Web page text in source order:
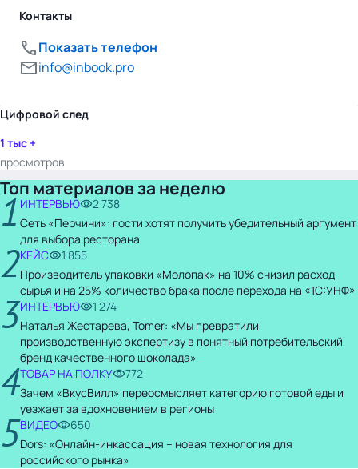
Контакты
Показать телефон
info@inbook.pro
Цифровой след
1 тыс +
просмотров
Топ материалов за неделю
1 ИНТЕРВЬЮ
2 738
Сеть «Перчини»: гости хотят получить убедительный аргумент
для выбора ресторана
2КЕЙС
1 855
Производитель упаковки «Молопак» на 10% снизил расход
сырья и на 25% количество брака после перехода на «1С:УНФ»
3ИНТЕРВЬЮ
1 274
Наталья Жестарева, Tomer: «Мы превратили
производственную экспертизу в понятный потребительский
бренд качественного шоколада»
4ТОВАР НА ПОЛКУ
772
Зачем «ВкусВилл» переосмысляет категорию готовой еды и
уезжает за вдохновением в регионы
5ВИДЕО
650
Dors: «Онлайн-инкассация – новая технология для
российского рынка»